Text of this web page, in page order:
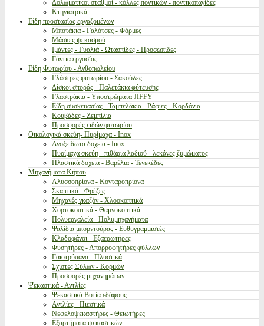
Δολωματικοί σταθμοί - κόλλες ποντικών - ποντικοπαγίδες
Κτηνιατρικά
Είδη προστασίας εργαζομένων
Μποτάκια - Γαλότσες - Φόρμες
Μάσκες ψεκασμού
Ιμάντες - Γυαλιά - Ωτασπίδες - Προσωπίδες
Γάντια εργασίας
Είδη Φυτωρίου - Ανθοπωλείου
Γλάστρες φυτωρίου - Σακούλες
Δίσκοι σποράς - Παλετάκια φύτευσης
Γλαστράκια - Υποστρώματα JIFFY
Είδη συσκευασίας - Ταμπελάκια - Ράφιες - Κορδόνια
Κουβάδες - Ζεμπίλια
Προσφορές ειδών φυτωρίου
Οικολογικά σκεύη- Πυρίμαχα - Inox
Ανοξείδωτα δοχεία - Inox
Πυρίμαχα σκεύη - πιθάρια λαδιού - λεκάνες ζυμώματος
Πλαστικά δοχεία - Βαρέλια - Τενεκέδες
Μηχανήματα Κήπου
Αλυσσοπρίονα - Κονταροπρίονα
Σκαπτικά - Φρέζες
Μηχανές γκαζόν - Χλοοκοπτικά
Χορτοκοπτικά - Θαμνοκοπτικά
Πολυεργαλεία - Πολυμηχανήματα
Ψαλίδια μπορντούρας - Ευθυγραμμιστές
Κλαδοφάγοι - Εξαερωτήρες
Φυσητήρες - Απορροφητήρες φύλλων
Γαιοτρύπανα - Πλυστικά
Σχίστες Ξύλων - Κορμών
Προσφορές μηχανημάτων
Ψεκαστικά - Αντλίες
Ψεκαστικά Βυτία εδάφους
Αντλίες - Πιεστικά
Νεφελοψεκαστήρες - Θειωτήρες
Εξαρτήματα ψεκαστικών